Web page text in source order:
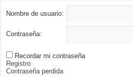
Nombre de usuario:
Contraseña:
Recordar mi contraseña
Registro
Contraseña perdida